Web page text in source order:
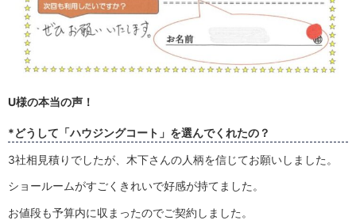
U様の本当の声！
*どうして「ハウジングコート」を選んでくれたの？
3社相見積りでしたが、木下さんの人柄を信じてお願いしました。
ショールームがすごくきれいで好感が持てました。
お値段も予算内に収まったのでご契約しました。